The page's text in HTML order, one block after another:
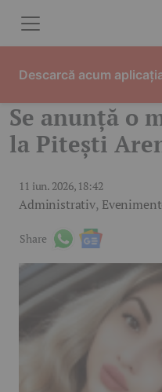
Se anunță o
la Pitești
11 iun. 2026, 18:42
Administrativ,
Share
Descarcă acum